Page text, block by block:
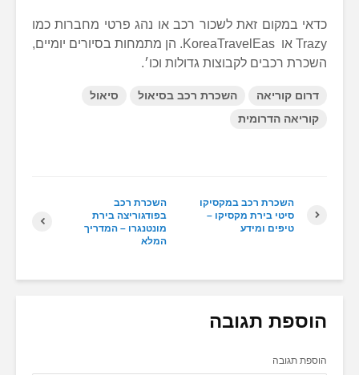
כדאי במקום זאת לשכור רכב או נהג פרטי מחברות כמו
Trazy או KoreaTravelEas. הן מתמחות בסיורים יומיים,
השכרת רכבים לקבוצות גדולות וכו׳.
דרום קוריאה השכרת רכב בסיאול
סיאול
קוריאה הדרומית
השכרת רכב
בפודגוריצה בירת
מונטנגרו – המדריך
המלא
השכרת רכב במקסיקו
סיטי בירת מקסיקו –
טיפים ומידע
הוספת תגובה
הוספת תגובה